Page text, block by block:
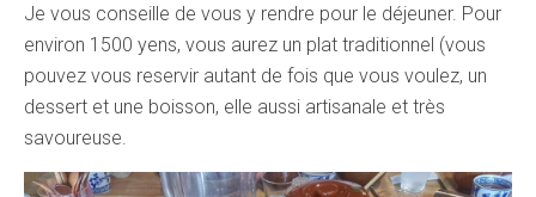
Je vous conseille de vous y rendre pour le déjeuner. Pour
environ 1500 yens, vous aurez un plat traditionnel (vous
pouvez vous reservir autant de fois que vous voulez, un
dessert et une boisson, elle aussi artisanale et très
savoureuse.